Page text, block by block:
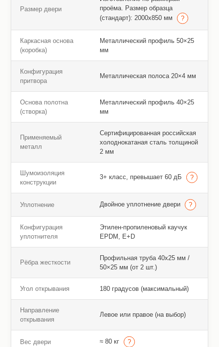
Размер двери
проёма. Размер образца
(стандарт): 2000х850 мм
Каркасная основа
(коробка)
Металлический профиль 50×25
мм
Конфигурация
притвора
Металлическая полоса 20×4 мм
Основа полотна
(створка)
Металлический профиль 40×25
мм
Применяемый
металл
Сертифицированная российская
холоднокатаная сталь толщиной
2 мм
Шумоизоляция
конструкции
3+ класс, превышает 60 дБ
Уплотнение Двойное уплотнение двери
Конфигурация
уплотнителя
Этилен-пропиленовый каучук
EPDM, E+D
Рёбра жесткости
Профильная труба 40х25 мм /
50×25 мм (от 2 шт.)
Угол открывания 180 градусов (максимальный)
Направление
открывания
Левое или правое (на выбор)
Вес двери ≈ 80 кг